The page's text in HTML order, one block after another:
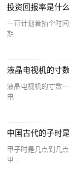
一直计划着抽个时
期...
液晶电视机的寸数
电...
甲子时是几点到几
甲...